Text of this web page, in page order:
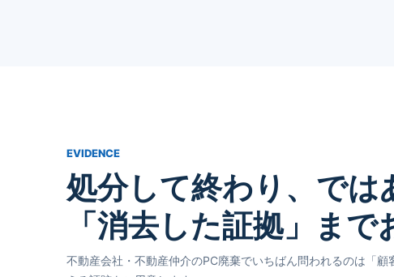
EVIDENCE
処分して終わり、では
「消去した証拠」まで
不動産会社・不動産仲介のPC廃棄でいちばん問われるのは「